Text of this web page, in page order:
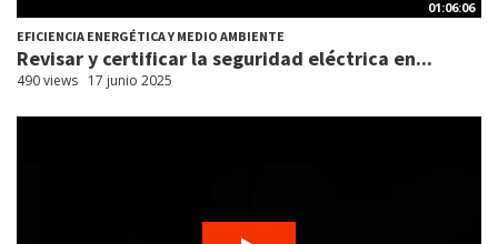
01:06:06
EFICIENCIA ENERGÉTICA Y MEDIO AMBIENTE
Revisar y certificar la seguridad eléctrica en...
490 views 17 junio 2025